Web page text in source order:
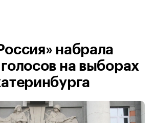
набрала
на выборах